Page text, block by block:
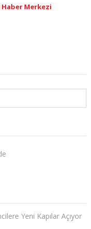
Haber Merkezi
Yeni Kapılar Açıyor